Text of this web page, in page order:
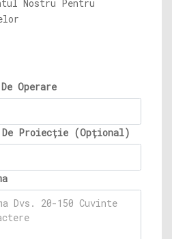
Nostru Pentru
Operare
De Proiecție (Opțional)